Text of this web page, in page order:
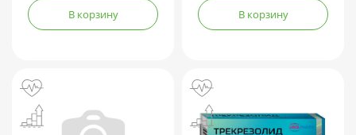
В корзину В корзину